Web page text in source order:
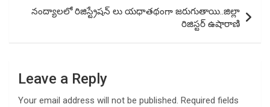
నంద్యాలలో రిజిస్ట్రేషన్ లు యధాతథంగా జరుగుతాయి..జిల్లా
రిజిస్టర్ ఉషారాణి
Leave a Reply
Your email address will not be published. Required fields